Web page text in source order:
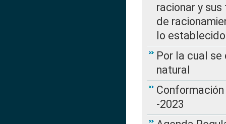
racionar y
de
lo
Por la cual
natural
-2023